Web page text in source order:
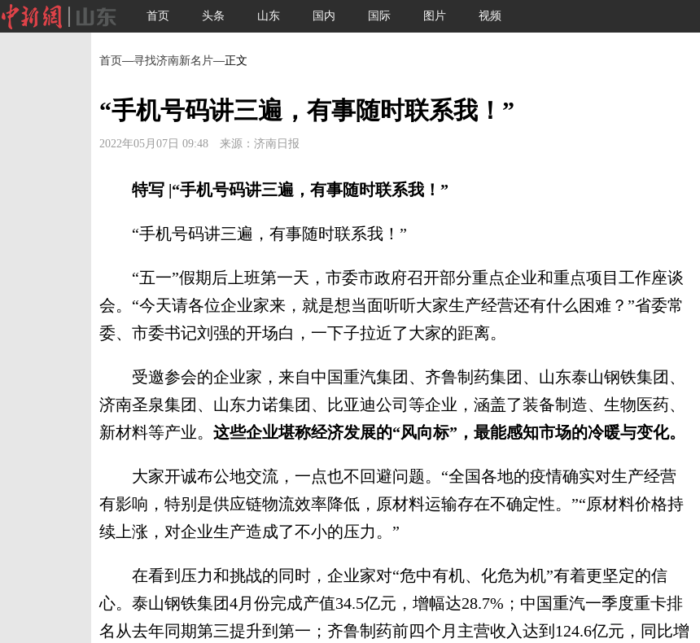
首页 头条 山东 国内 国际 图片 视频
首页—寻找济南新名片—正文
“手机号码讲三遍，有事随时联系我！”
2022年05月07日 09:48 来源：济南日报
特写 |“手机号码讲三遍，有事随时联系我！”
“手机号码讲三遍，有事随时联系我！”
“五一”假期后上班第一天，市委市政府召开部分重点企业和重点项目工作座谈
会。“今天请各位企业家来，就是想当面听听大家生产经营还有什么困难？”省委常
委、市委书记刘强的开场白，一下子拉近了大家的距离。
受邀参会的企业家，来自中国重汽集团、齐鲁制药集团、山东泰山钢铁集团、
济南圣泉集团、山东力诺集团、比亚迪公司等企业，涵盖了装备制造、生物医药、
新材料等产业。 这些企业堪称经济发展的“风向标”，最能感知市场的冷暖与变化。
大家开诚布公地交流，一点也不回避问题。“全国各地的疫情确实对生产经营
有影响，特别是供应链物流效率降低，原材料运输存在不确定性。”“原材料价格持
续上涨，对企业生产造成了不小的压力。”
在看到压力和挑战的同时，企业家对“危中有机、化危为机”有着更坚定的信
心。泰山钢铁集团4月份完成产值34.5亿元，增幅达28.7%；中国重汽一季度重卡排
名从去年同期第三提升到第一；齐鲁制药前四个月主营收入达到124.6亿元，同比增